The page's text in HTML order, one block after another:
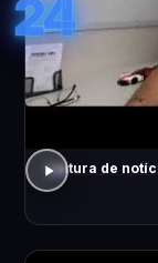
24
Leitura de